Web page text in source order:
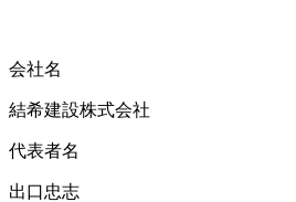
会社名
結希建設株式会社
代表者名
出口忠志